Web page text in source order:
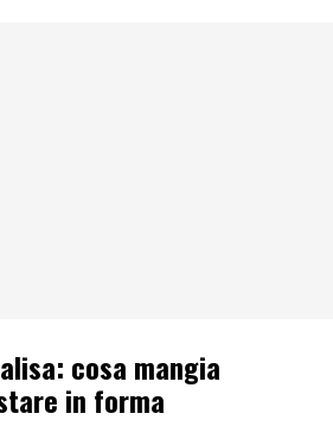
cosa mangia
in forma